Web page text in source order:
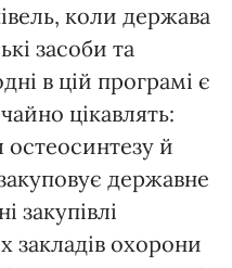
коли держава
засоби та
в цій програмі є
цікавлять:
остеосинтезу й
державне
закупівлі
закладів охорони